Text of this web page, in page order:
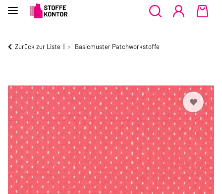
Zurück zur Liste Basicmuster Patchworkstoffe